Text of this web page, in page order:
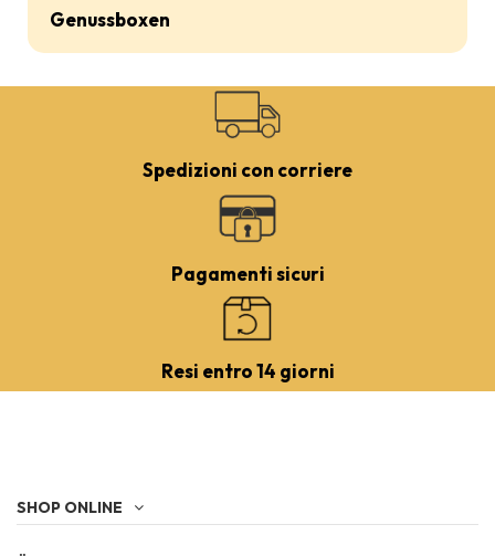
Genussboxen
Spedizioni con corriere
Pagamenti sicuri
Resi entro 14 giorni
SHOP ONLINE